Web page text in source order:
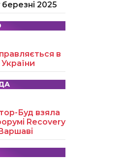
2025
в
Буд взяла
Recovery